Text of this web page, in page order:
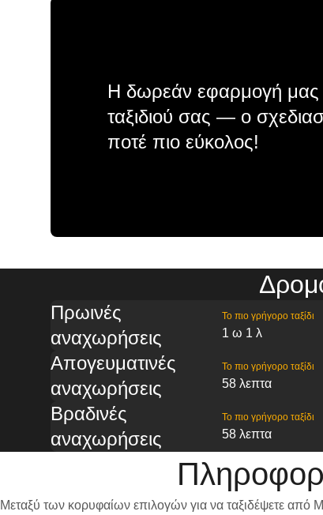
Η δωρεάν εφαρμογή μας
ταξιδιού σας — ο
ποτέ πιο εύκολος!
Πρωινές
αναχωρήσεις
Το πιο γρήγορο ταξίδι
1 ω 1 λ
Απογευματινές
αναχωρήσεις
Το πιο γρήγορο ταξίδι
58 λεπτα
Βραδινές
αναχωρήσεις
Το πιο γρήγορο ταξίδι
58 λεπτα
Μεταξύ των κορυφαίων επιλογών για να ταξιδέψετε από